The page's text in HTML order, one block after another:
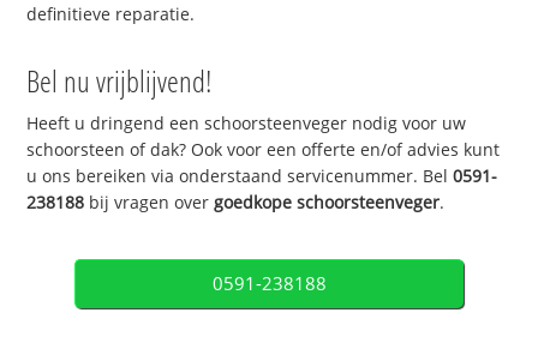
definitieve reparatie.
Bel nu vrijblijvend!
Heeft u dringend een schoorsteenveger nodig voor uw
schoorsteen of dak? Ook voor een offerte en/of advies kunt
u ons bereiken via onderstaand servicenummer. Bel0591-
238188 bij vragen over goedkope schoorsteenveger.
0591-238188